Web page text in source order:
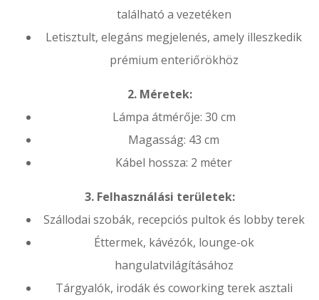
található a vezetéken
Letisztult, elegáns megjelenés, amely illeszkedik
prémium enteriőrökhöz
2. Méretek:
Lámpa átmérője: 30 cm
Magasság: 43 cm
Kábel hossza: 2 méter
3. Felhasználási területek:
Szállodai szobák, recepciós pultok és lobby terek
Éttermek, kávézók, lounge-ok
hangulatvilágításához
Tárgyalók, irodák és coworking terek asztali